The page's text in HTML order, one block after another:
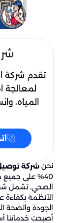
تقدم شركة
لمعالجة
المياه،
خصم خاص
نحن شركة توصيل
40% على جميع
الصحي، تشمل
الأنظمة بكفاءة
الجودة والصحة
أصبحت خدماتنا